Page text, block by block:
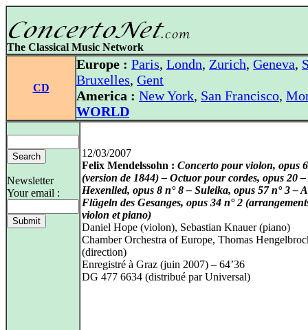
The Classical Music Network
CD
Europe : Paris, Londn, Zurich, Geneva,
Bruxelles, Gent
America : New York, San Francisco,
WORLD
Newsletter
Your email :
12/03/2007
Felix Mendelssohn : Concerto pour violon, opus
(version de 1844) – Octuor pour cordes, opus 20 –
Hexenlied, opus 8 n° 8 – Suleika, opus 57 n° 3 –
Flügeln des Gesanges, opus 34 n° 2
violon et piano)
Daniel Hope (violon), Sebastian Knauer (piano)
Chamber Orchestra of Europe, Thomas
(direction)
Enregistré à Graz (juin 2007) – 64’36
DG 477 6634 (distribué par Universal)